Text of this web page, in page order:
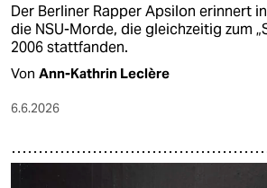
Der Berliner Rapper Apsilon erinnert
die NSU-Morde, die gleichzeitig zum
2006 stattfanden.
Von Ann-Kathrin Leclère
6.6.2026